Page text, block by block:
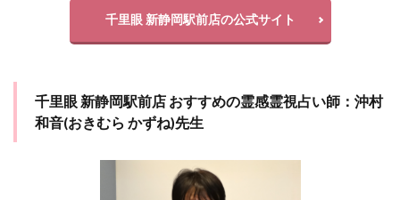
千里眼 新静岡駅前店の公式サイト
千里眼 新静岡駅前店 おすすめの霊感霊視占い師：沖村
和音(おきむら かずね)先生